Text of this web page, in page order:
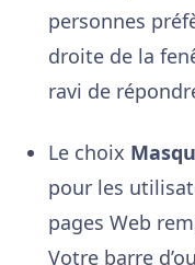
personnes
droite de la
ravi de
Le choix
pour les
pages Web
Votre barre